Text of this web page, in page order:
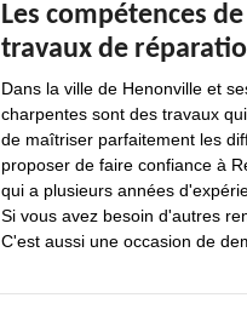
Les compétences
travaux de
Dans la ville de Henonville et
charpentes sont des travaux
de maîtriser parfaitement les
proposer de faire confiance à
qui a plusieurs années
Si vous avez besoin d'autres
C'est aussi une occasion de